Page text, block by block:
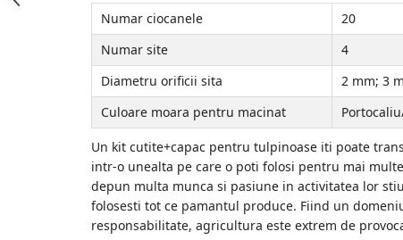
Cabluri electrice si conductori
Scule si unelte
Batoze, Zdrobitoare și Mori
Mori electrice
Mori electrice
Accesorii mori electrice
Batoze de porumb
Numar ciocanele
20
Numar site
4
Diametru orificii sita
2 mm; 3
Culoare moara pentru macinat
Un kit cutite+capac pentru tulpinoase iti poate
intr-o unealta pe care o poti folosi pentru mai
depun multa munca si pasiune in activitatea lor
folosesti tot ce pamantul produce. Fiind un
responsabilitate, agricultura este extrem de